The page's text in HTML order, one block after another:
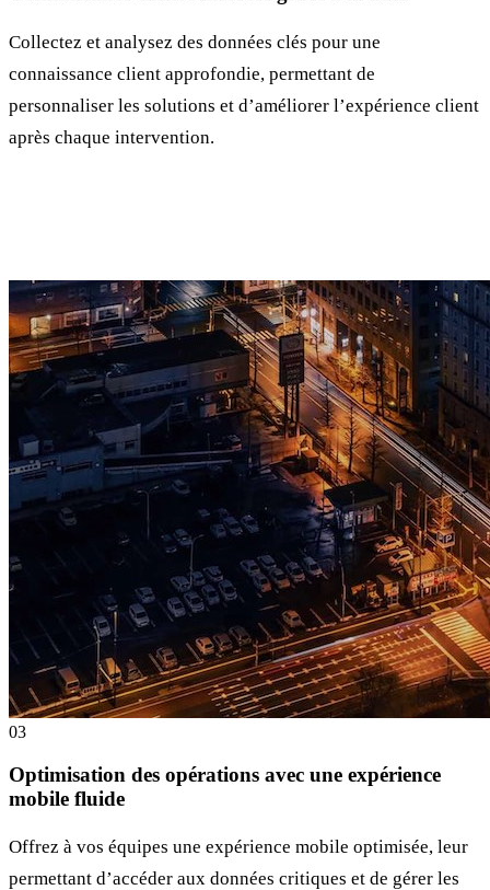
Collectez et analysez des données clés pour une
connaissance client approfondie, permettant de
personnaliser les solutions et d’améliorer l’expérience client
après chaque intervention.
03
Optimisation des opérations avec une expérience
mobile fluide
Offrez à vos équipes une expérience mobile optimisée, leur
permettant d’accéder aux données critiques et de gérer les